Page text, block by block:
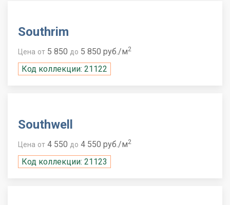
Southrim
Цена от 5 850 до 5 850 руб./м2
Код коллекции: 21122
Southwell
Цена от 4 550 до 4 550 руб./м2
Код коллекции: 21123